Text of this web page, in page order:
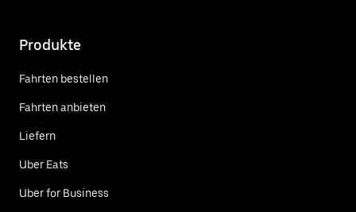
Produkte
Fahrten bestellen
Fahrten anbieten
Liefern
Uber Eats
Uber for Business